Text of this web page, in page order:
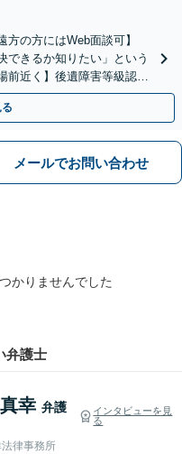
の方にはWeb面談可】
できるか知りたい」という
前近く】後遺障害等級認
メールでお問い合わせ
かりませんでした
弁護士
幸 弁護
インタビューを見
る
律事務所